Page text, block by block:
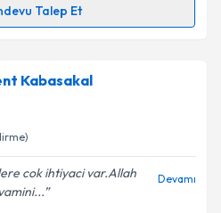
işlenmesine ilişkin
kişisel verilerimin belirtilen
Talebini Gönder
Talep Et
Talebi
Özkılıçiçin randevu takvimi
uzmandan randevu almanız
e-posta ile
Kabasakal
cok ihtiyaci var.Allah
Devamı